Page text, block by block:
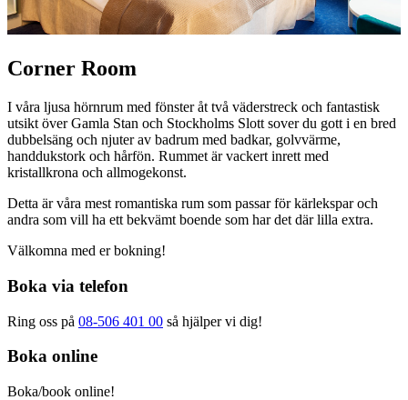
Corner Room
I våra ljusa hörnrum med fönster åt två väderstreck och fantastisk
utsikt över Gamla Stan och Stockholms Slott sover du gott i en bred
dubbelsäng och njuter av badrum med badkar, golvvärme,
handdukstork och hårfön. Rummet är vackert inrett med
kristallkrona och allmogekonst.
Detta är våra mest romantiska rum som passar för kärlekspar och
andra som vill ha ett bekvämt boende som har det där lilla extra.
Välkomna med er bokning!
Boka via telefon
Ring oss på 08-506 401 00 så hjälper vi dig!
Boka online
Boka/book online!